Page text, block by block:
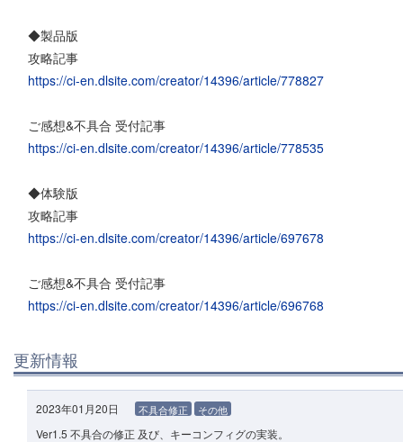
◆製品版
攻略記事
https://ci-en.dlsite.com/creator/14396/article/778827
ご感想&不具合 受付記事
https://ci-en.dlsite.com/creator/14396/article/778535
◆体験版
攻略記事
https://ci-en.dlsite.com/creator/14396/article/697678
ご感想&不具合 受付記事
https://ci-en.dlsite.com/creator/14396/article/696768
更新情報
2023年01月20日 不具合修正 その他
Ver1.5 不具合の修正 及び、キーコンフィグの実装。